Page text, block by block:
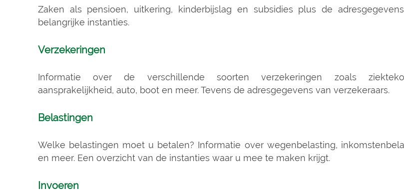
Zaken als pensioen, uitkering, kinderbijslag en subsidies plus de
belangrijke instanties.
Verzekeringen
Informatie over de verschillende soorten verzekeringen zoals
aansprakelijkheid, auto, boot en meer. Tevens de adresgegevens van verzekeraars.
Belastingen
Welke belastingen moet u betalen? Informatie over wegenbelasting,
en meer. Een overzicht van de instanties waar u mee te maken krijgt.
Invoeren